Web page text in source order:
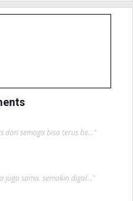
dan semoga bisa terus be..."
juga sama. semakin digal..."